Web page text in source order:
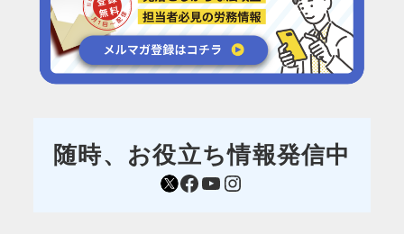
随時、お役立ち情報発信中
https://mobile.twitter.com/sr_aoki Facebook YouTube Instagram